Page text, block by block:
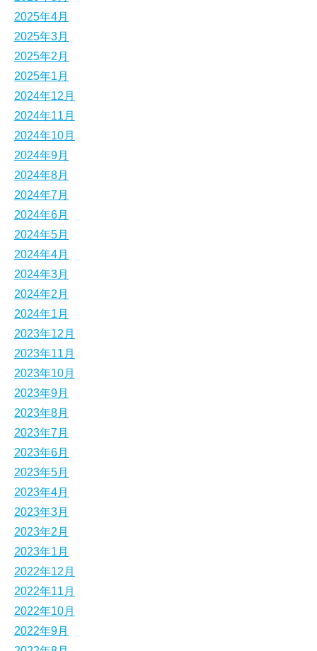
2025年4月
2025年3月
2025年2月
2025年1月
2024年12月
2024年11月
2024年10月
2024年9月
2024年8月
2024年7月
2024年6月
2024年5月
2024年4月
2024年3月
2024年2月
2024年1月
2023年12月
2023年11月
2023年10月
2023年9月
2023年8月
2023年7月
2023年6月
2023年5月
2023年4月
2023年3月
2023年2月
2023年1月
2022年12月
2022年11月
2022年10月
2022年9月